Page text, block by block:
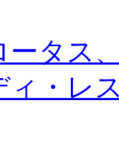
ータス
ィ・レ